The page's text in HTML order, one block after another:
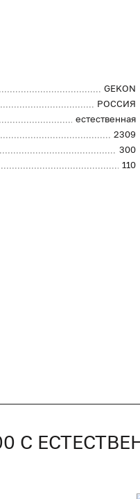
GEKON
РОССИЯ
естественная
2309
300
110
С